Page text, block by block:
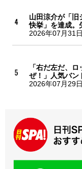
山田涼介が「旧
快挙」を達成。
2026年07月31日
「右だ左だ、
ぜ！」人気バ
2026年07月29日